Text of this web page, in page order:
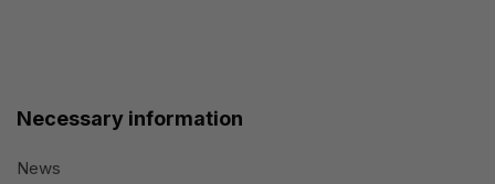
Necessary information
News